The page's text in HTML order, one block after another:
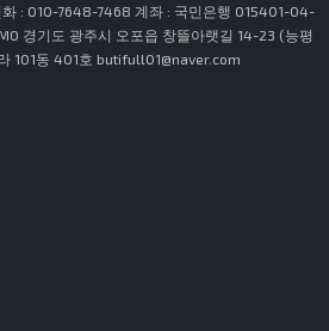
: 010-7648-7468 계좌 : 국민은행 015401-04-
경기도 광주시 오포읍 창뜰아랫길 14-23 (능평
101동 401호 butifull01@naver.com